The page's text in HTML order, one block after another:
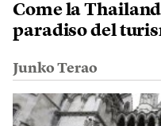
Come la
paradiso del
Junko Terao